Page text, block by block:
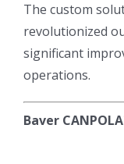
The custom
revolutionized
significant
operations.
Baver